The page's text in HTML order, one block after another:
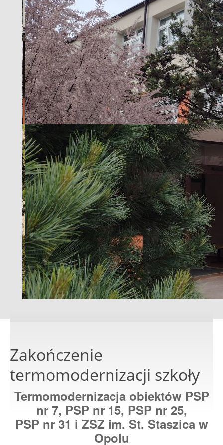
Zakończenie
termomodernizacji szkoły
Termomodernizacja obiektów PSP
nr 7, PSP nr 15, PSP nr 25,
PSP nr 31 i ZSZ im. St. Staszica w
Opolu